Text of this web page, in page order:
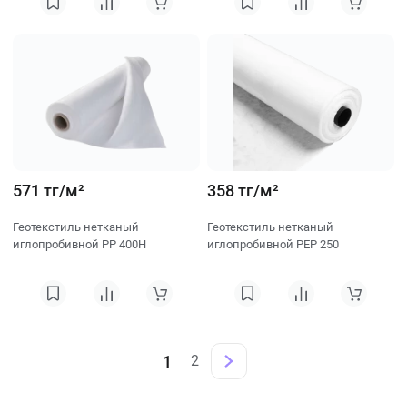
571 тг/м²
Геотекстиль нетканый
иглопробивной PP 400H
358 тг/м²
Геотекстиль нетканый
иглопробивной PEP 250
1 2